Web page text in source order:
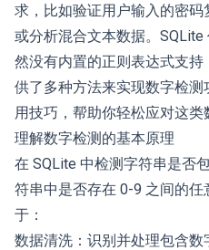
求，比如验证用户输入的密
或分析混合文本数据。
然没有内置的正则表达式支
供了多种方法来实现数字检
用技巧，帮助你轻松应对这类
理解数字检测的基本原理
在 SQLite 中检测字符串是否
符串中是否存在 0-9 之间的
于：
数据清洗：识别并处理包含数